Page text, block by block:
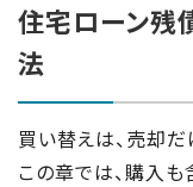
住宅ローン残
法
買い替えは、売却
この章では、購入